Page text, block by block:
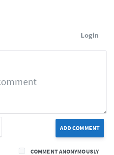
Login
ADD COMMENT
COMMENT ANONYMOUSLY